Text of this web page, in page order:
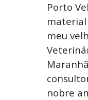
Porto
material
meu
nobre